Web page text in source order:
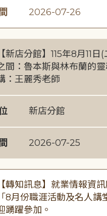
2026-07-26
【新店分館】115年8月11
間：魯本斯與林布蘭的
：王麗秀老師
新店分館
2026-07-25
【轉知訊息】就業情報資
「8月份職涯活動及名人講
踴躍參加。